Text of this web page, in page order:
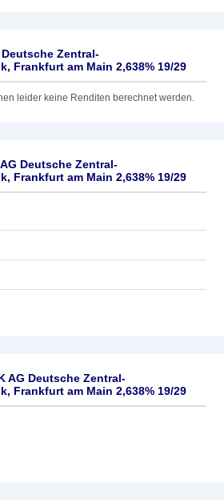
Deutsche Zentral-
Frankfurt am Main 2,638% 19/29
leider keine Renditen berechnet werden.
Deutsche Zentral-
Frankfurt am Main 2,638% 19/29
AG Deutsche Zentral-
Frankfurt am Main 2,638% 19/29